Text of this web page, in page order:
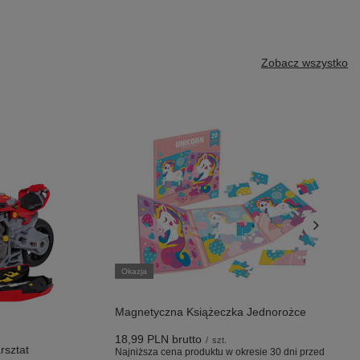
Zobacz wszystko
Okazja
Magnetyczna Książeczka Jednorożce
18,99 PLN brutto / szt.
Najniższa cena produktu w okresie 30 dni przed